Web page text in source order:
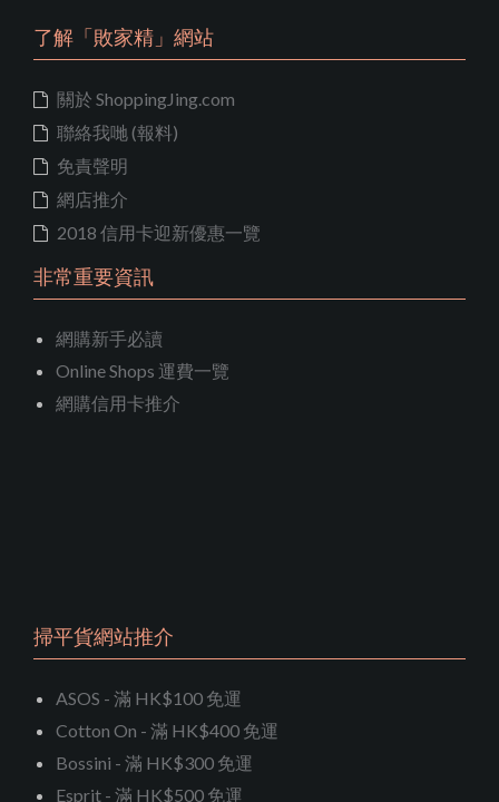
了解「敗家精」網站
關於 ShoppingJing.com
聯絡我哋 (報料)
免責聲明
網店推介
2018 信用卡迎新優惠一覽
非常重要資訊
網購新手必讀
Online Shops 運費一覽
網購信用卡推介
掃平貨網站推介
ASOS - 滿 HK$100 免運
Cotton On - 滿 HK$400 免運
Bossini - 滿 HK$300 免運
Esprit - 滿 HK$500 免運